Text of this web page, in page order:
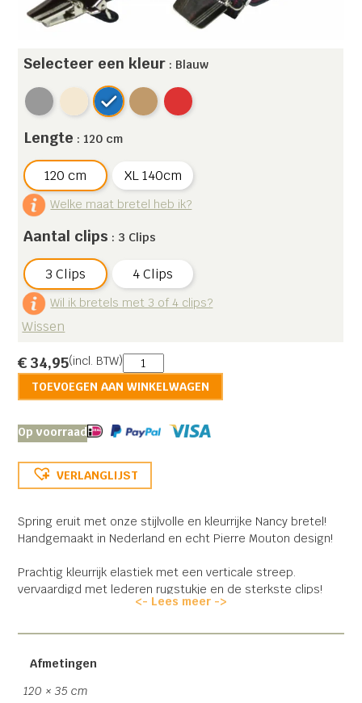
Selecteer een kleur : Blauw
Lengte : 120 cm
120 cm XL 140cm
Welke maat bretel heb ik?
Aantal clips : 3 Clips
3 Clips 4 Clips
Wil ik bretels met 3 of 4 clips?
Wissen
€34,95(incl. BTW) Nancy
aantal
TOEVOEGEN AAN WINKELWAGEN
Op voorraad
VERLANGLIJST
Spring eruit met onze stijlvolle en kleurrijke Nancy bretel!
Handgemaakt in Nederland en echt Pierre Mouton design!
Prachtig kleurrijk elastiek met een verticale streep.
vervaardigd met lederen rugstukje en de sterkste clips!
Verkrijgbaar in verschillende lengtes! 120 cm en XL140cm.
achterstukje en onze 4 clips bretels zijn voorzien van
een metalen achterstukje zodat deze naar wens
verstelbaar is!
<- Lees meer ->
Afmetingen
120 × 35 cm